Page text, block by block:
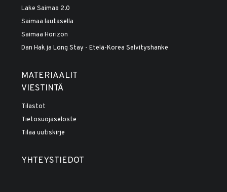
Lake Saimaa 2.0
Saimaa lautasella
Saimaa Horizon
Dan Hak ja Long Stay - Etelä-Korea Selvityshanke
MATERIAALIT
VIESTINTÄ
Tilastot
Tietosuojaseloste
Tilaa uutiskirje
YHTEYSTIEDOT